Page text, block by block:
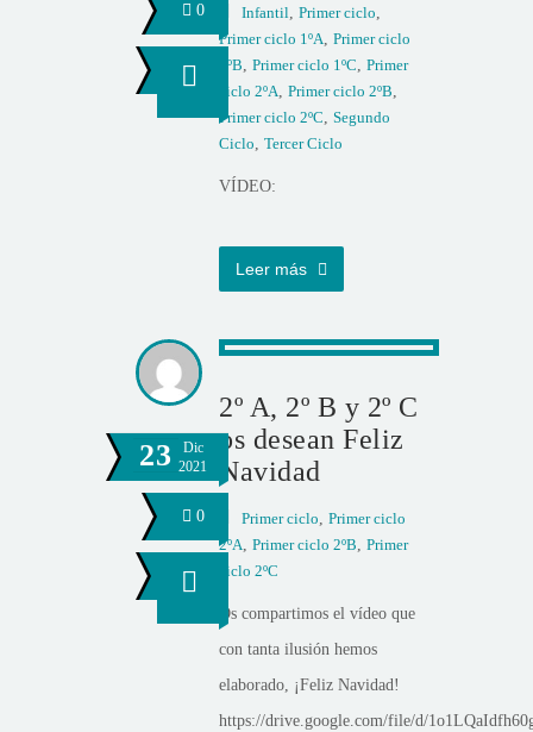
0 Infantil, Primer ciclo,
Primer ciclo 1ºA, Primer ciclo
1ºB, Primer ciclo 1ºC, Primer
ciclo 2ºA, Primer ciclo 2ºB,
Primer ciclo 2ºC, Segundo
Ciclo, Tercer Ciclo
VÍDEO:
Leer más
23
Dic
2021
0
2º A, 2º B y 2º C
os desean Feliz
Navidad
Primer ciclo, Primer ciclo
2ºA, Primer ciclo 2ºB, Primer
ciclo 2ºC
Os compartimos el vídeo que
con tanta ilusión hemos
elaborado, ¡Feliz Navidad!
https://drive.google.com/file/d/